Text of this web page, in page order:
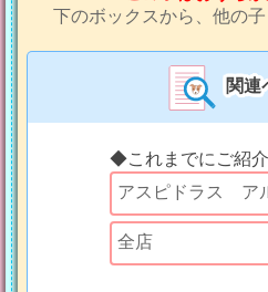
下のボックスから、他の
関連
◆これまでにご紹